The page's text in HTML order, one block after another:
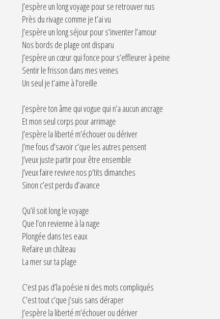
J’espère un long voyage pour se retrouver nus
Près du rivage comme je t’ai vu
J’espère un long séjour pour s’inventer l’amour
Nos bords de plage ont disparu
J’espère un cœur qui fonce pour s’effleurer à peine
Sentir le frisson dans mes veines
Un seul je t’aime à l’oreille
J’espère ton âme qui vogue qui n’a aucun ancrage
Et mon seul corps pour arrimage
J’espère la liberté m’échouer ou dériver
J’me fous d’savoir c’que les autres pensent
J’veux juste partir pour être ensemble
J’veux faire revivre nos p’tits dimanches
Sinon c’est perdu d’avance
Qu’il soit long le voyage
Que l’on revienne à la nage
Plongée dans tes eaux
Refaire un château
La mer sur ta plage
C’est pas d’la poésie ni des mots compliqués
C’est tout c’que j’suis sans déraper
J’espère la liberté m’échouer ou dériver